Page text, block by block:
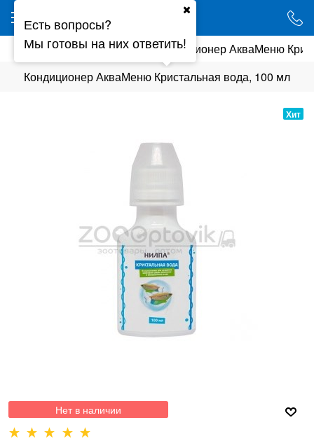
Препараты для воды
Кондиционер АкваМеню
Кондиционер АкваМеню Кристальная вода, 100 мл
Хит
Нет в наличии
Есть вопросы?
Мы готовы на них ответить!
Ваш город - Минск,
угадали?
ДА НЕТ